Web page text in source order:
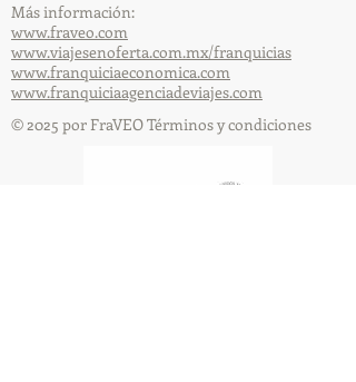
Más información:
www.fraveo.com
www.viajesenoferta.com.mx/franquicias
www.franquiciaeconomica.com
www.franquiciaagenciadeviajes.com
© 2025 por FraVEO Términos y condiciones